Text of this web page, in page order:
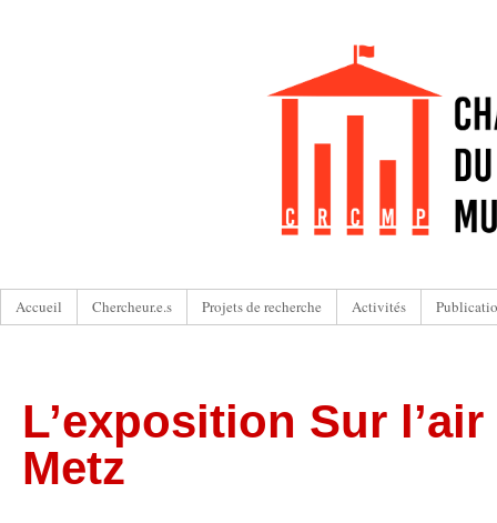
Accueil Chercheur.e.s Projets de recherche Activités
L’exposition Sur
Metz